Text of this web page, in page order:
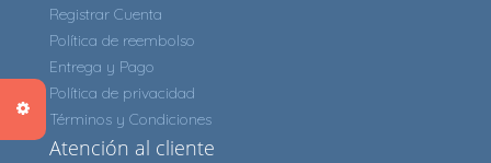
Registrar Cuenta
Política de reembolso
Entrega y Pago
Política de privacidad
Términos y Condiciones
Atención al cliente